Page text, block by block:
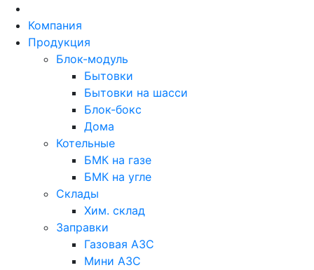
Skip
content
Компания
Продукция
Блок-модуль
Бытовки
Бытовки на шасси
Блок-бокс
Дома
Котельные
БМК на газе
БМК на угле
Склады
Хим. склад
Заправки
Газовая АЗС
Мини АЗС